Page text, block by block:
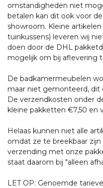
omstandigheden niet
betalen kan dit ook voor
showroom. Kleine
tuinkussens) leveren wij
doen door de DHL
mogelijk om bij aflevering
De badkamermeubelen
maar niet gemonteerd, dit
De verzendkosten onder
kleine pakketten €7,50 en
Helaas kunnen niet alle
omdat ze te breekbaar
verzending met onze
staat daarom bij "alleen
LET OP: Genoemde